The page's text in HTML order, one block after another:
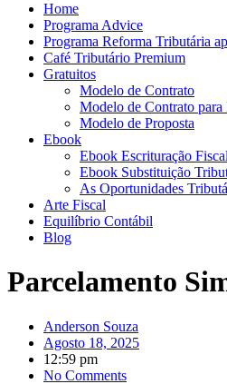
Home
Programa Advice
Programa Reforma Tributária
Café Tributário Premium
Gratuitos
Modelo de Contrato
Modelo de Contrato para
Modelo de Proposta
Ebook
Ebook Escrituração Fiscal
Ebook Substituição
As Oportunidades
Arte Fiscal
Equilíbrio Contábil
Blog
Parcelamento
Anderson Souza
Agosto 18, 2025
12:59 pm
No Comments